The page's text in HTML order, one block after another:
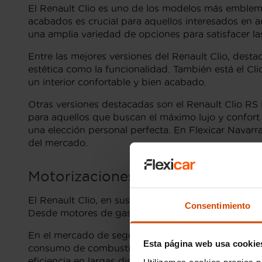
Consentimiento
Esta página web usa
El Renault Clio es uno de los modelos más
acabados es crucial para aquellos interesados en
una amplia variedad de opciones para satisfacer
Entre las mejores versiones del Renault Clio,
estética como la funcionalidad. También está el
un interior confortable y bien acabado.
Otras versiones destacadas son el Renault Clio
para aquellos que buscan el máximo lujo y
una elección personal perfecta. En Flexicar
del mercado.
Motorizaciones del Renault Clio
El Renault Clio, en sus diferentes versiones,
Desde motores de gasolina eficientes hasta
En el mercado de segunda mano en Navarra,
consumo de combustible, siendo una opción